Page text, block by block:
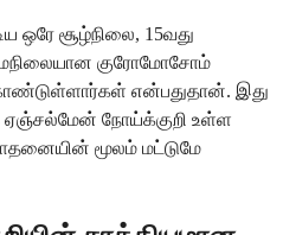
ஒரே சூழ்நிலை, 15வது
குரோமோசோம்
என்பதுதான். இது
ஏஞ்சல்மேன் நோய்க்குறி உள்ள
மூலம் மட்டுமே